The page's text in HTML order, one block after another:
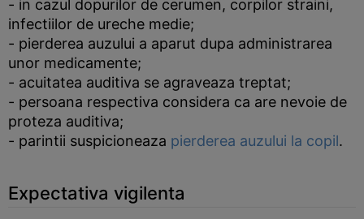
- in cazul dopurilor de cerumen, corpilor straini,
infectiilor de ureche medie;
- pierderea auzului a aparut dupa administrarea
unor medicamente;
- acuitatea auditiva se agraveaza treptat;
- persoana respectiva considera ca are nevoie de
proteza auditiva;
- parintii suspicioneaza pierderea auzului la copil.
Expectativa vigilenta